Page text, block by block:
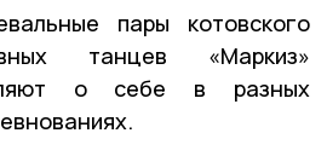
пары котовского
танцев «Маркиз»
о себе в разных